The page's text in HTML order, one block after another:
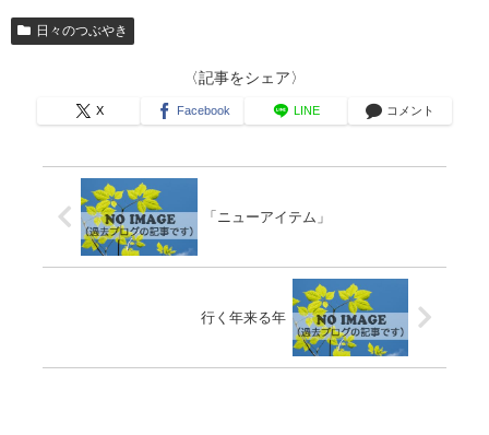
日々のつぶやき
〈記事をシェア〉
X Facebook LINE コメント
「ニューアイテム」
行く年来る年